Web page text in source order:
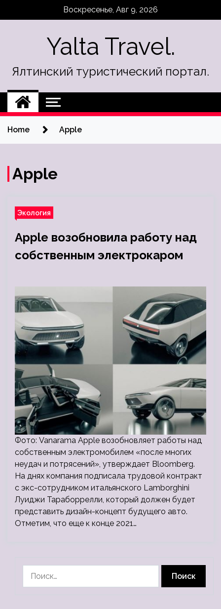
Воскресенье, Авг 9, 2026
Yalta Travel.
Ялтинский туристический портал.
Home Apple
Apple
Экология
Apple возобновила работу над
собственным электрокаром
Фото: Vanarama Apple возобновляет работы над
собственным электромобилем «после многих
неудач и потрясений», утверждает Bloomberg.
На днях компания подписала трудовой контракт
с экс-сотрудником итальянского Lamborghini
Луиджи Тараборрелли, который должен будет
представить дизайн-концепт будущего авто.
Отметим, что еще к конце 2021…